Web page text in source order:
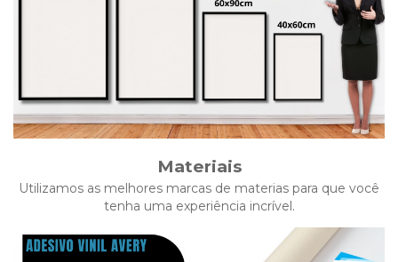
Materiais
Utilizamos as melhores marcas de materias para que você
tenha uma experiência incrível.